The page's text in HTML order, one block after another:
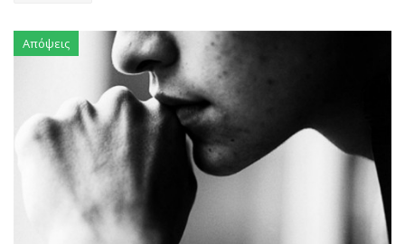
Απόψεις